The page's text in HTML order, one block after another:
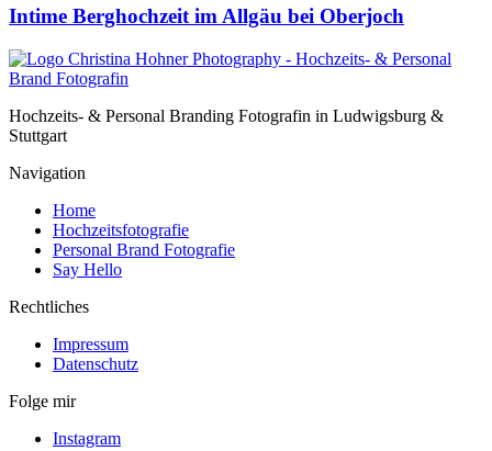
Intime Berghochzeit im Allgäu bei Oberjoch
Hochzeits- & Personal Branding Fotografin in Ludwigsburg &
Stuttgart
Navigation
Home
Hochzeitsfotografie
Personal Brand Fotografie
Say Hello
Rechtliches
Impressum
Datenschutz
Folge mir
Instagram